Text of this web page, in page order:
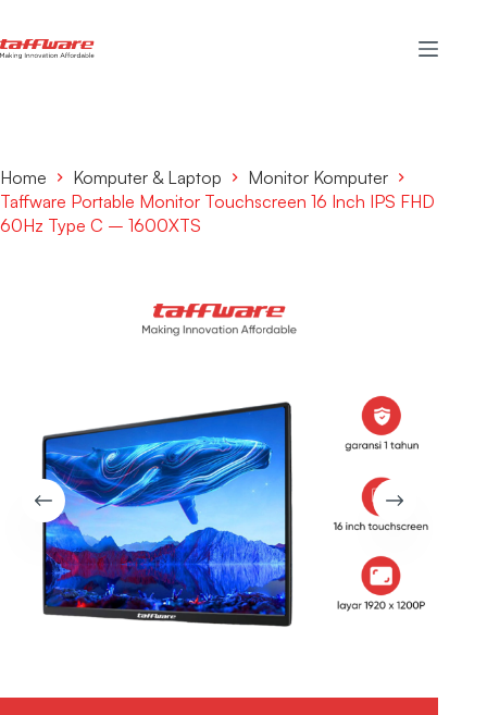
Home Komputer & Laptop
Monitor Komputer
Taffware Portable Monitor Touchscreen 16 Inch IPS FHD
60Hz Type C – 1600XTS